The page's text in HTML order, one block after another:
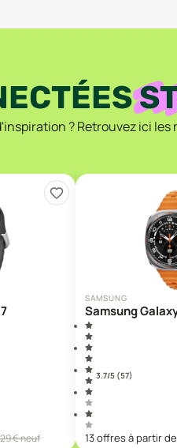
? Retrouvez ici
€ neuf
SAMSUNG
Samsung
3.7/5 (57)
13offresà partir